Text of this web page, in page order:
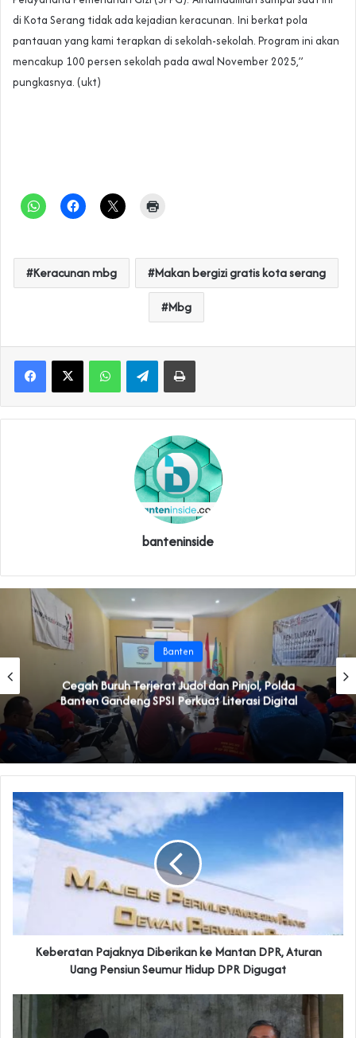
di Kota Serang tidak ada kejadian keracunan. Ini berkat pola
pantauan yang kami terapkan di sekolah-sekolah. Program ini akan
mencakup 100 persen sekolah pada awal November 2025,”
pungkasnya. (ukt)
Keracunan mbg Makan bergizi gratis kota serang
Mbg
WhatsAppTelegramPrint
banteninside
Banten
Cegah Buruh Terjerat Judol dan Pinjol, Polda
Banten Gandeng SPSI Perkuat Literasi Digital
Keberatan Pajaknya Diberikan ke Mantan DPR, Aturan
Uang Pensiun Seumur Hidup DPR Digugat